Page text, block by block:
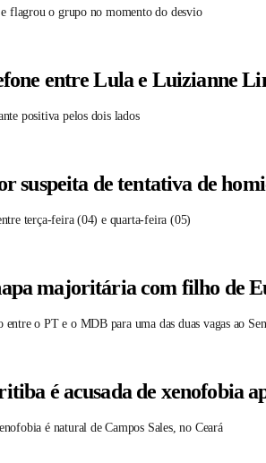
flagrou o grupo no momento do desvio
entre Lula e Luizianne
positiva pelos dois lados
suspeita de tentativa de
terça-feira (04) e quarta-feira (05)
majoritária com filho de
o PT e o MDB para uma das duas vagas ao
é acusada de xenofobia
é natural de Campos Sales, no Ceará